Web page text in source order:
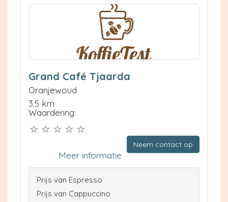
Grand Café Tjaarda
Oranjewoud
3.5 km
Waardering:
Neem contact op
Meer informatie
Prijs van Espresso
Prijs van Cappuccino